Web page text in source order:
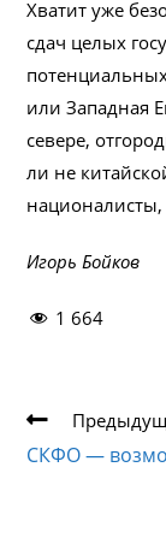
Хватит уже
сдач целых
или Западная
севере,
ли не
националисты,
Игорь Бойков
1 664
Еще
статьи
СКФО —